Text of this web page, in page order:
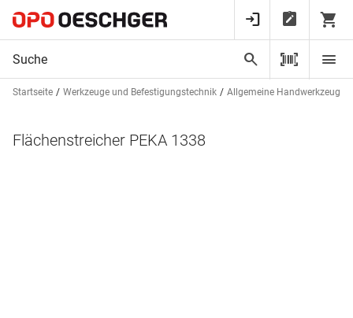
Startseite Werkzeuge und Befestigungstechnik Allgemeine Handwerkzeuge
Flächenstreicher PEKA 1338